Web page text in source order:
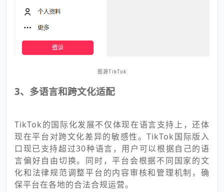
图源TikTok
3、多语言和跨文化适配
TikTok的国际化发展不仅体现在语言支持上，还体
现在平台对跨文化差异的敏感性。TikTok国际版入
口现已支持超过30种语言，用户可以根据自己的语
言偏好自由切换。同时，平台会根据不同国家的文
化和法律规范调整平台的内容审核和管理机制，确
保平台在各地的合法合规运营。